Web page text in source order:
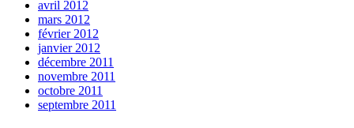
avril 2012
mars 2012
février 2012
janvier 2012
décembre 2011
novembre 2011
octobre 2011
septembre 2011